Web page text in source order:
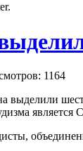
1164
выделили